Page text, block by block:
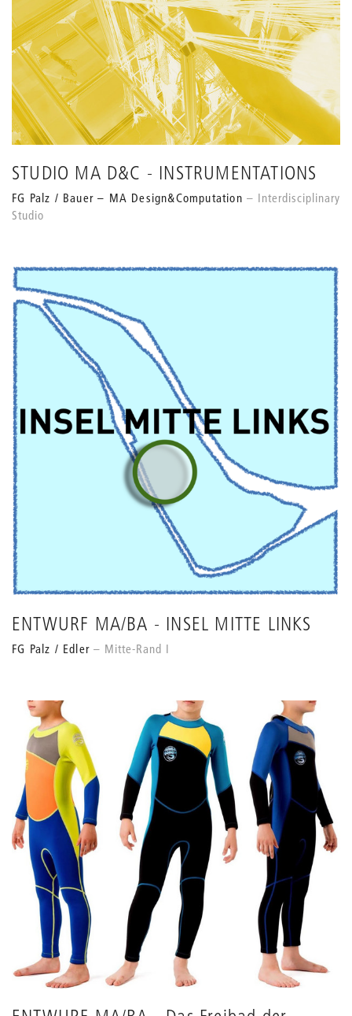
STUDIO MA D&C - INSTRUMENTATIONS
FG Palz / Bauer – MA Design&Computation
Interdisciplinary
Studio
ENTWURF MA/BA - INSEL MITTE LINKS
FG Palz / Edler Mitte-Rand I